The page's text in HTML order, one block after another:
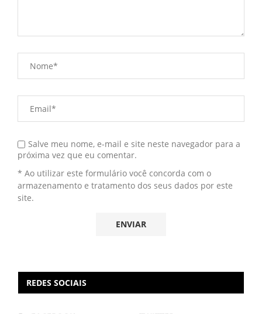
Salve meu nome, e-mail e site neste navegador para a
próxima vez que eu comentar.
* Ao utilizar este formulário você concorda com o
armazenamento e tratamento dos seus dados por este
site.
REDES SOCIAIS